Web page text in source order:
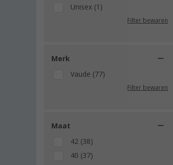
Unisex (1)
Filter bewaren
Merk
Vaude (77)
Filter bewaren
Maat
42 (38)
40 (37)